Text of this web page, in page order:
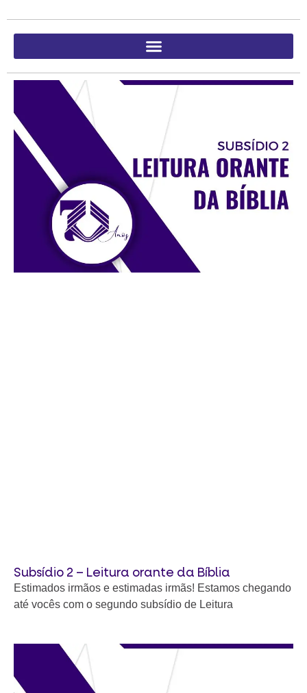
Subsídio 2 – Leitura orante da Bíblia
Estimados irmãos e estimadas irmãs! Estamos chegando
até vocês com o segundo subsídio de Leitura